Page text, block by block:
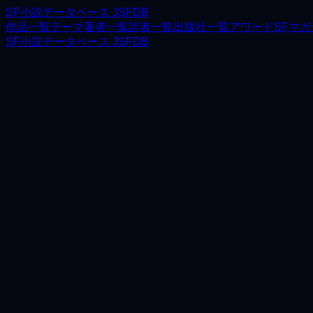
SF小説データベース JSFDB
作品一覧テーマ著者一覧訳者一覧出版社一覧アワードSFマガ
SF小説データベース JSFDB